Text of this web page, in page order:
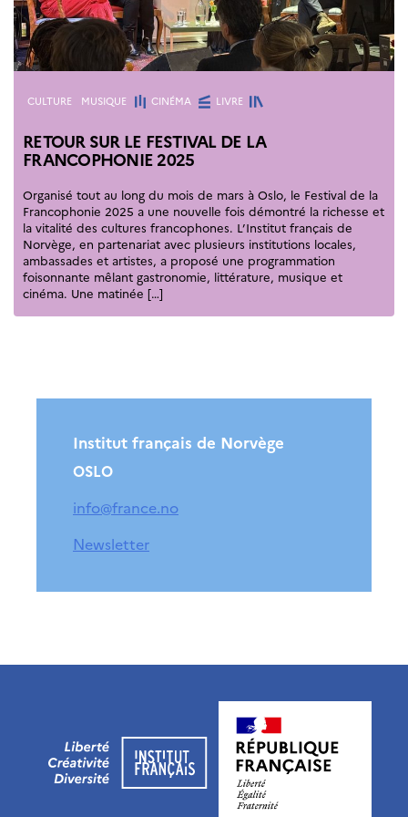
Septentrionales
ÉDUCATION ET
LANGUE
Apprendre le
français en
France
langue
française
Francophonie
Visite de classes
Certifications
Coopération
éducative
norvégienne
Formation des
enseignants
Ressources
Étudiants,
Norvège en voyage en
Étudier en
Norvège
Doctorats et post-
doctorats en
Catégories
CULTURE MUSIQUE CINÉMA LIVRE
RETOUR SUR LE FESTIVAL DE LA
FRANCOPHONIE 2025
Organisé tout au long du mois de mars à Oslo, le Festival de la
Francophonie 2025 a une nouvelle fois démontré la richesse et
la vitalité des cultures francophones. L’Institut français de
Norvège, en partenariat avec plusieurs institutions locales,
ambassades et artistes, a proposé une programmation
foisonnante mêlant gastronomie, littérature, musique et
cinéma. Une matinée […]
Institut français de Norvège
OSLO
info@france.no
Newsletter